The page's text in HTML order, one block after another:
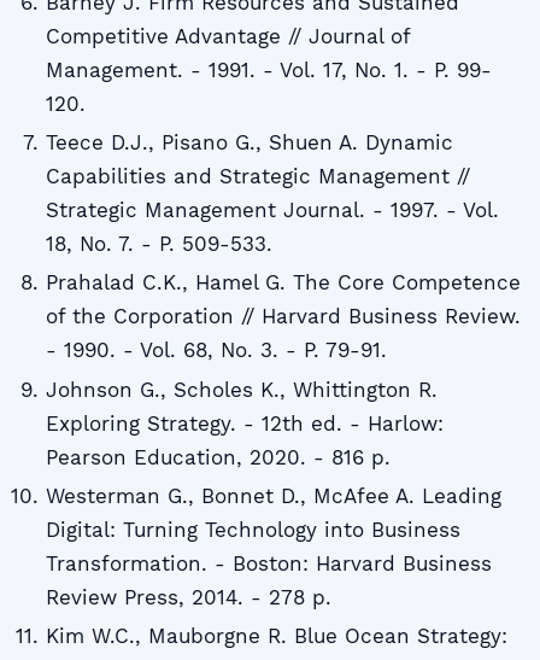
Competitive Advantage // Journal of
Management. - 1991. - Vol. 17, No. 1. - P. 99-
120.
Teece D.J., Pisano G., Shuen A. Dynamic
Capabilities and Strategic Management //
Strategic Management Journal. - 1997. - Vol.
18, No. 7. - P. 509-533.
Prahalad C.K., Hamel G. The Core Competence
of the Corporation // Harvard Business Review.
- 1990. - Vol. 68, No. 3. - P. 79-91.
Johnson G., Scholes K., Whittington R.
Exploring Strategy. - 12th ed. - Harlow:
Pearson Education, 2020. - 816 p.
Westerman G., Bonnet D., McAfee A. Leading
Digital: Turning Technology into Business
Transformation. - Boston: Harvard Business
Review Press, 2014. - 278 p.
Kim W.C., Mauborgne R. Blue Ocean Strategy: